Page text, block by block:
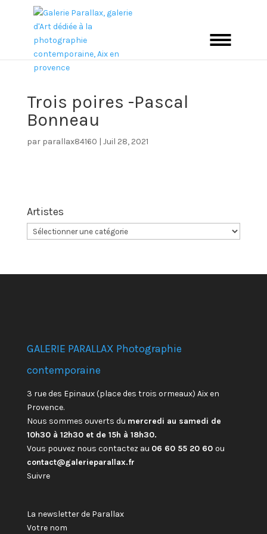
Trois poires -Pascal
Bonneau
par parallax84160 | Juil 28, 2021
Artistes
GALERIE PARALLAX Photographie
contemporaine
3 rue des Epinaux (place des trois ormeaux) Aix en
Provence.
Nous sommes ouverts du mercredi au samedi de
10h30 à 12h30 et de 15h à 18h30.
Vous pouvez nous contactez au 06 60 55 20 60 ou
contact@galerieparallax.fr
Suivre
La newsletter de Parallax
Votre nom